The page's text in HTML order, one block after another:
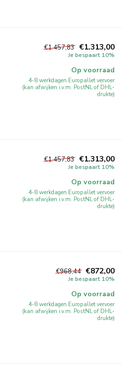
€1.457,83 €1.313,00
Je bespaart 10%
Op voorraad
4-8 werkdagen.Europallet vervoer
(kan afwijken i.v.m. PostNL of DHL-
drukte)
€1.457,83 €1.313,00
Je bespaart 10%
Op voorraad
4-8 werkdagen.Europallet vervoer
(kan afwijken i.v.m. PostNL of DHL-
drukte)
€968,44 €872,00
Je bespaart 10%
Op voorraad
4-8 werkdagen.Europallet vervoer
(kan afwijken i.v.m. PostNL of DHL-
drukte)